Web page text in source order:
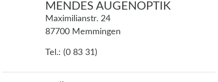
MENDES AUGENOPTIK
Maximilianstr. 24
87700 Memmingen
Tel.: (0 83 31)